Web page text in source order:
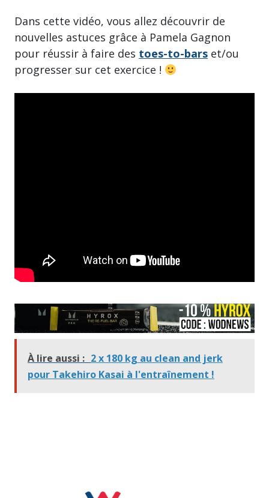
Dans cette vidéo, vous allez découvrir de
nouvelles astuces grâce à Pamela Gagnon
pour réussir à faire des toes-to-bars et/ou
progresser sur cet exercice !
À lire aussi : 2 x 180 kg au clean and jerk
pour Takehiro Kasai à l'entraînement !